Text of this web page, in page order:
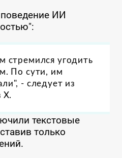
ИИ
стремился угодить
По сути, им
- следует из
X.
текстовые
только